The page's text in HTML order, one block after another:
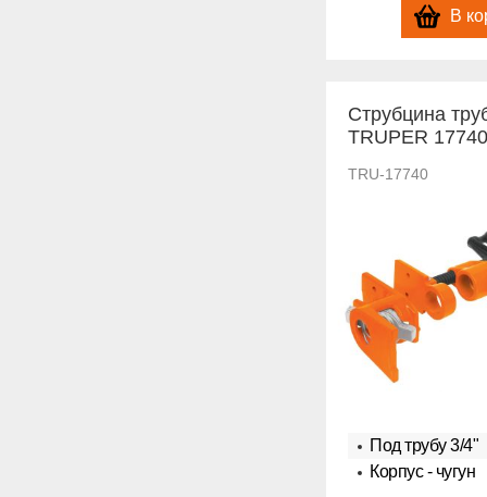
В
Струбцина
TRUPER 17740
TRU-17740
Под трубу 3/4"
Корпус - чугун